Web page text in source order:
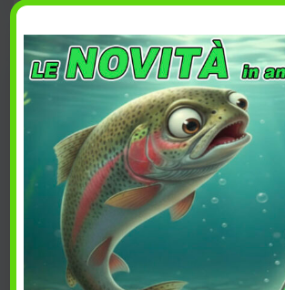
PREFERITI
Varivas Area ES2
Esterline